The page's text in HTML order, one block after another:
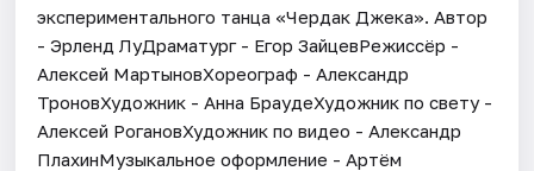
экспериментального танца «Чердак Джека». Автор
- Эрленд ЛуДраматург - Егор ЗайцевРежиссёр -
Алексей МартыновХореограф - Александр
ТроновХудожник - Анна БраудеХудожник по свету -
Алексей РогановХудожник по видео - Александр
ПлахинМузыкальное оформление - Артём